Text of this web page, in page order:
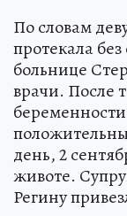
По словам
протекала
больнице
врачи. После
день, 2
животе.
Регину